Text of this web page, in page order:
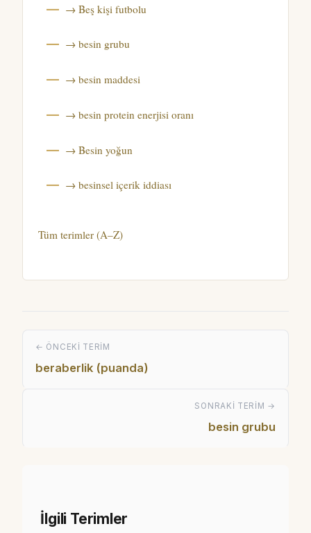
→ Beş kişi futbolu
→ besin grubu
→ besin maddesi
→ besin protein enerjisi oranı
→ Besin yoğun
→ besinsel içerik iddiası
Tüm terimler (A–Z)
← ÖNCEKI TERIM
beraberlik (puanda)
SONRAKI TERIM →
besin grubu
İlgili Terimler